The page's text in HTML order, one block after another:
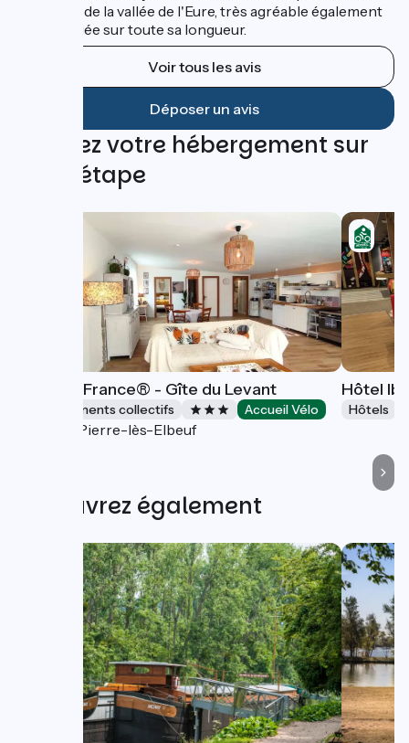
voie verte de la vallée de l'Eure, très agréable également
et aménagée sur toute sa longueur.
Voir tous les avis
Déposer un avis
Trouvez votre hébergement sur
cette étape
Gîtes de France® - Gîte du Levant
Hébergements collectifs Accueil Vélo
Saint-Pierre-lès-Elbeuf
Hôtel
Hôtels
Découvrez également